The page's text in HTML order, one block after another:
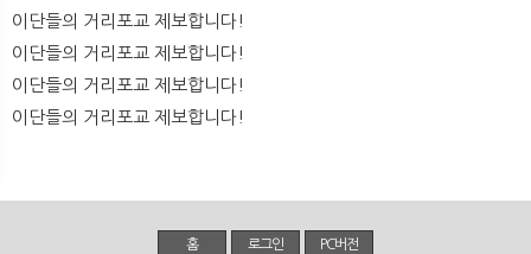
이단들의 거리포교 제보합니다!
이단들의 거리포교 제보합니다!
이단들의 거리포교 제보합니다!
이단들의 거리포교 제보합니다!
홈 로그인 PC버전